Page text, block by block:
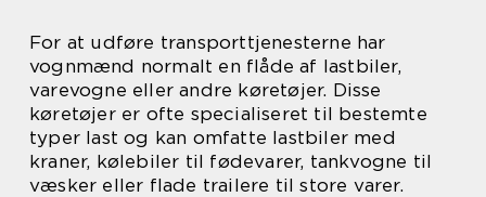
For at udføre transporttjenesterne har
vognmænd normalt en flåde af lastbiler,
varevogne eller andre køretøjer. Disse
køretøjer er ofte specialiseret til bestemte
typer last og kan omfatte lastbiler med
kraner, kølebiler til fødevarer, tankvogne til
væsker eller flade trailere til store varer.